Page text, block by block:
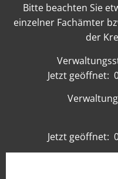
Bitte beachten Sie
einzelner Fachämter
der
Klicken, um
Jetzt geöffnet:
Klicken, um
Jetzt geöffnet: